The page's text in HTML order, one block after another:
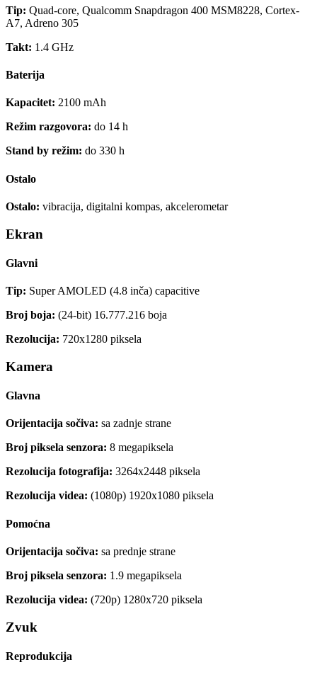
Tip: Quad-core, Qualcomm Snapdragon 400 MSM8228, Cortex-
A7, Adreno 305
Takt: 1.4 GHz
Baterija
Kapacitet: 2100 mAh
Režim razgovora: do 14 h
Stand by režim: do 330 h
Ostalo
Ostalo: vibracija, digitalni kompas, akcelerometar
Ekran
Glavni
Tip: Super AMOLED (4.8 inča) capacitive
Broj boja: (24-bit) 16.777.216 boja
Rezolucija: 720x1280 piksela
Kamera
Glavna
Orijentacija sočiva: sa zadnje strane
Broj piksela senzora: 8 megapiksela
Rezolucija fotografija: 3264x2448 piksela
Rezolucija videa: (1080p) 1920x1080 piksela
Pomoćna
Orijentacija sočiva: sa prednje strane
Broj piksela senzora: 1.9 megapiksela
Rezolucija videa: (720p) 1280x720 piksela
Zvuk
Reprodukcija